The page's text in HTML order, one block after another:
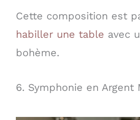
Cette composition est
habiller une table avec
bohème.
6. Symphonie en Argent